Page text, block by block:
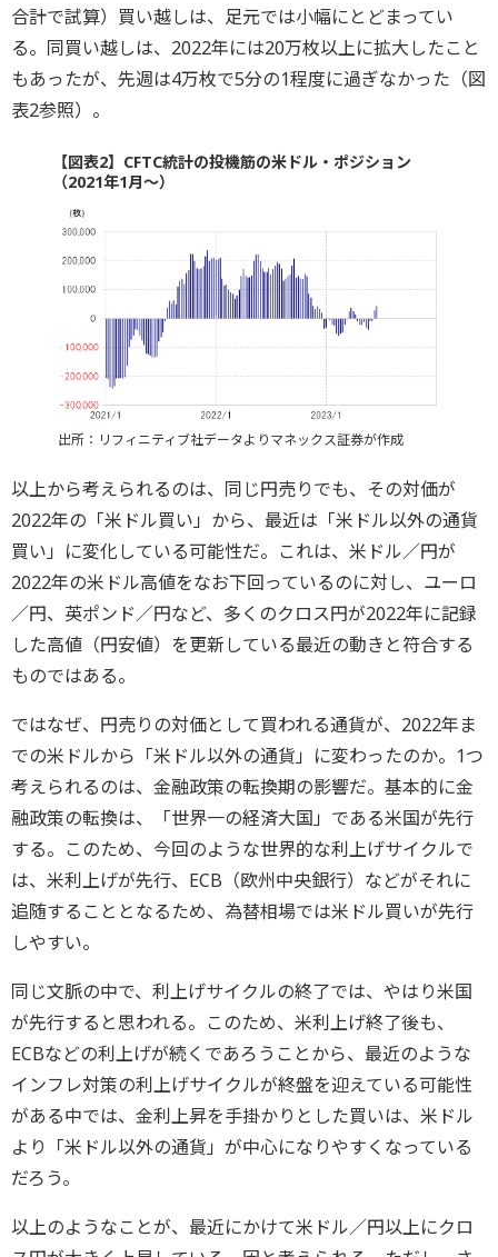
合計で試算）買い越しは、足元では小幅にとどまってい
る。同買い越しは、2022年には20万枚以上に拡大したこと
もあったが、先週は4万枚で5分の1程度に過ぎなかった（図
表2参照）。
【図表2】CFTC統計の投機筋の米ドル・ポジション
（2021年1月～）
出所：リフィニティブ社データよりマネックス証券が作成
以上から考えられるのは、同じ円売りでも、その対価が
2022年の「米ドル買い」から、最近は「米ドル以外の通貨
買い」に変化している可能性だ。これは、米ドル／円が
2022年の米ドル高値をなお下回っているのに対し、ユーロ
／円、英ポンド／円など、多くのクロス円が2022年に記録
した高値（円安値）を更新している最近の動きと符合する
ものではある。
ではなぜ、円売りの対価として買われる通貨が、2022年ま
での米ドルから「米ドル以外の通貨」に変わったのか。1つ
考えられるのは、金融政策の転換期の影響だ。基本的に金
融政策の転換は、「世界一の経済大国」である米国が先行
する。このため、今回のような世界的な利上げサイクルで
は、米利上げが先行、ECB（欧州中央銀行）などがそれに
追随することとなるため、為替相場では米ドル買いが先行
しやすい。
同じ文脈の中で、利上げサイクルの終了では、やはり米国
が先行すると思われる。このため、米利上げ終了後も、
ECBなどの利上げが続くであろうことから、最近のような
インフレ対策の利上げサイクルが終盤を迎えている可能性
がある中では、金利上昇を手掛かりとした買いは、米ドル
より「米ドル以外の通貨」が中心になりやすくなっている
だろう。
以上のようなことが、最近にかけて米ドル／円以上にクロ